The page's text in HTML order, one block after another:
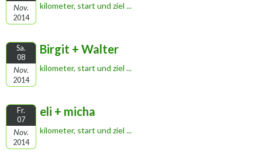
Nov.
2014
kilometer, start und ziel ...
Sa.
08
Nov.
2014
Birgit + Walter
kilometer, start und ziel ...
Fr.
07
Nov.
2014
eli + micha
kilometer, start und ziel ...